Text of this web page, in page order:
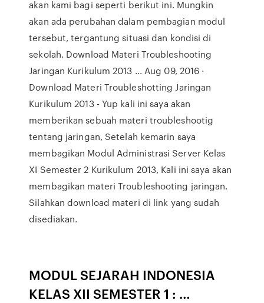
akan kami bagi seperti berikut ini. Mungkin
akan ada perubahan dalam pembagian modul
tersebut, tergantung situasi dan kondisi di
sekolah. Download Materi Troubleshooting
Jaringan Kurikulum 2013 ... Aug 09, 2016 ·
Download Materi Troubleshotting Jaringan
Kurikulum 2013 - Yup kali ini saya akan
memberikan sebuah materi troubleshootig
tentang jaringan, Setelah kemarin saya
membagikan Modul Administrasi Server Kelas
XI Semester 2 Kurikulum 2013, Kali ini saya akan
membagikan materi Troubleshooting jaringan.
Silahkan download materi di link yang sudah
disediakan.
MODUL SEJARAH INDONESIA
KELAS XII SEMESTER 1 : …